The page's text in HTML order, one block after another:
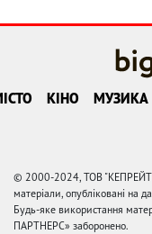
КІНО МУЗИКА
© 2000-2024, ТОВ "КЕПРЕЙТ
матеріали, опубліковані
Будь-яке використання
ПАРТНЕРС» заборонено.